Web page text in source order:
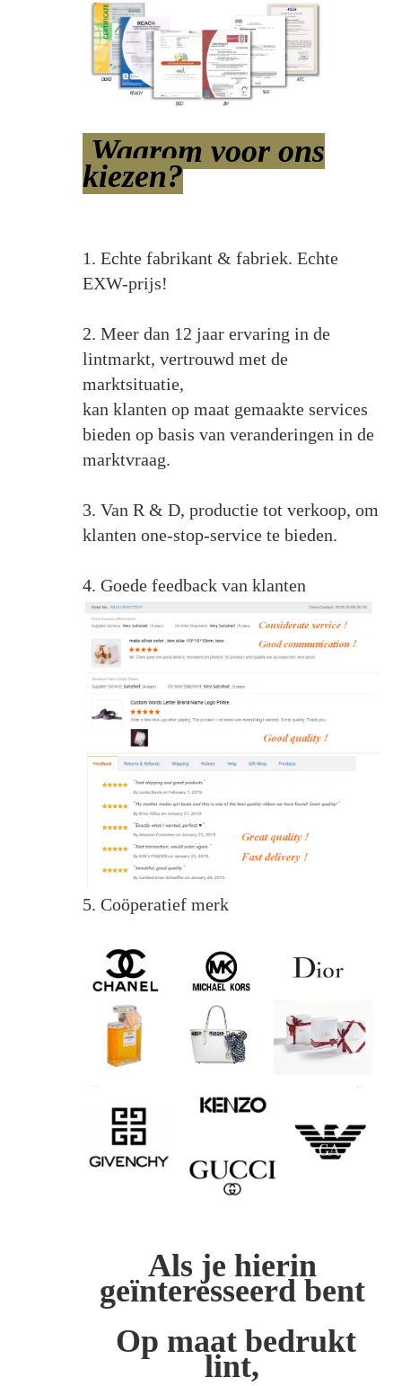
Waarom voor ons
kiezen?
1. Echte fabrikant & fabriek. Echte
EXW-prijs!
2. Meer dan 12 jaar ervaring in de
lintmarkt, vertrouwd met de
marktsituatie,
kan klanten op maat gemaakte services
bieden op basis van veranderingen in de
marktvraag.
3. Van R & D, productie tot verkoop, om
klanten one-stop-service te bieden.
4. Goede feedback van klanten
5. Coöperatief merk
Als je hierin
geïnteresseerd bent
Op maat bedrukt
lint,